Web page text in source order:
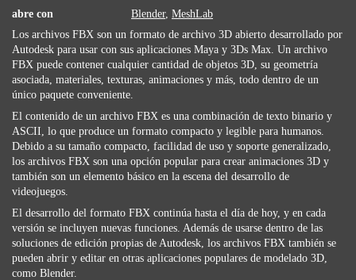
abre con Blender, MeshLab
Los archivos FBX son ​​un formato de archivo 3D abierto desarrollado por
Autodesk para usar con sus aplicaciones Maya y 3Ds Max. Un archivo
FBX puede contener cualquier cantidad de objetos 3D, su geometría
asociada, materiales, texturas, animaciones y más, todo dentro de un
único paquete conveniente.
El contenido de un archivo FBX es una combinación de texto binario y
ASCII, lo que produce un formato compacto y legible para humanos.
Debido a su tamaño compacto, facilidad de uso y soporte generalizado,
los archivos FBX son ​​una opción popular para crear animaciones 3D y
también son un elemento básico en la escena del desarrollo de
videojuegos.
El desarrollo del formato FBX continúa hasta el día de hoy, y en cada
versión se incluyen nuevas funciones. Además de usarse dentro de las
soluciones de edición propias de Autodesk, los archivos FBX también se
pueden abrir y editar en otras aplicaciones populares de modelado 3D,
como Blender.